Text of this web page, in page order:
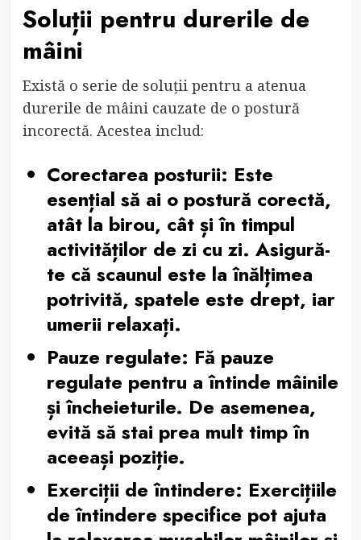
Soluții pentru durerile de
mâini
Există o serie de soluții pentru a atenua
durerile de mâini cauzate de o postură
incorectă. Acestea includ:
Corectarea posturii: Este
esențial să ai o postură corectă,
atât la birou, cât și în timpul
activităților de zi cu zi. Asigură-
te că scaunul este la înălțimea
potrivită, spatele este drept, iar
umerii relaxați.
Pauze regulate: Fă pauze
regulate pentru a întinde mâinile
și încheieturile. De asemenea,
evită să stai prea mult timp în
aceeași poziție.
Exerciții de întindere: Exercițiile
de întindere specifice pot ajuta